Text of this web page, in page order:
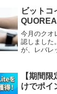
ビットコ
今月のクオ
認しました
が、レバレ
ことは、
も、せっか
【期間
けでポイ